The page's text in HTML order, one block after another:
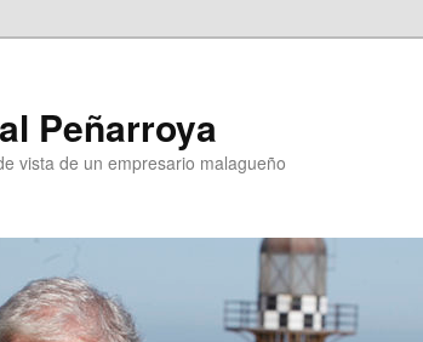
Peñarroya
vista de un empresario malagueño